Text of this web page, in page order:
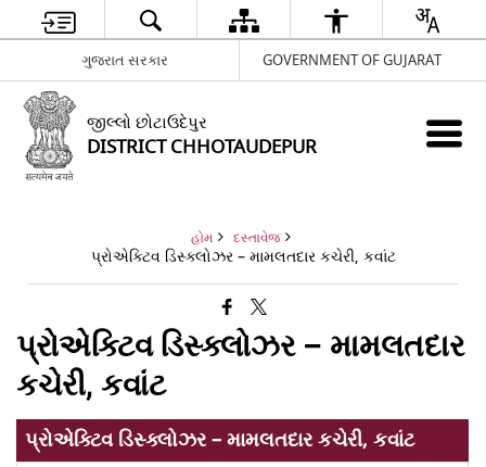
ગુજરાત સરકાર GOVERNMENT OF GUJARAT
જીલ્લો છોટાઉદેપુર
DISTRICT CHHOTAUDEPUR
હોમ દસ્તાવેજ
પ્રોએક્ટિવ ડિસ્ક્લોઝર – મામલતદાર કચેરી, કવાંટ
પ્રોએક્ટિવ ડિસ્ક્લોઝર – મામલતદાર
કચેરી, કવાંટ
પ્રોએક્ટિવ ડિસ્ક્લોઝર – મામલતદાર કચેરી, કવાંટ